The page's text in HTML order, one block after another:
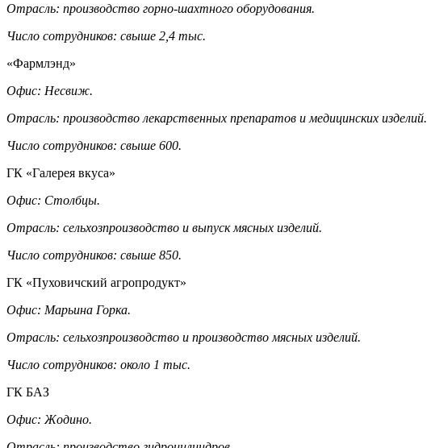
Отрасль: производство горно-шахтного оборудования.
Число сотрудников: свыше 2,4 тыс.
«Фармлэнд»
Офис: Несвиж.
Отрасль: производство лекарственных препаратов и медицинских изделий.
Число сотрудников: свыше 600.
ГК «Галерея вкуса»
Офис: Столбцы.
Отрасль: сельхозпроизводство и выпуск мясных изделий.
Число сотрудников: свыше 850.
ГК «Пуховичский агропродукт»
Офис: Марьина Горка.
Отрасль: сельхозпроизводство и производство мясных изделий.
Число сотрудников: около 1 тыс.
ГК БАЗ
Офис: Жодино.